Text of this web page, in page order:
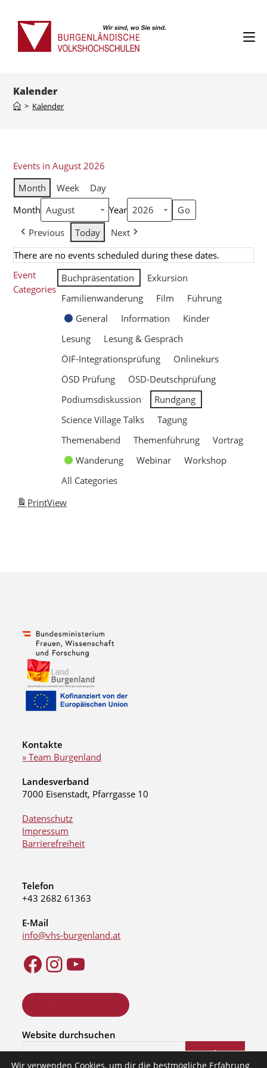
Kalender
> Kalender
Events in August 2026
Month
Week
Day
Month
Year
Previous
Today
Next
There are no events scheduled during these dates.
Event
Categories
Buchpräsentation
Exkursion
Familienwanderung
Film
Führung
General
Information
Kinder
Lesung
Lesung & Gespräch
ÖIF-Integrationsprüfung
Onlinekurs
ÖSD Prüfung
ÖSD-Deutschprüfung
Podiumsdiskussion
Rundgang
Science Village Talks
Tagung
Themenabend
Themenführung
Vortrag
Wanderung
Webinar
Workshop
All Categories
PrintView
Kontakte
» Team Burgenland
Landesverband
7000 Eisenstadt, Pfarrgasse 10
Datenschutz
Impressum
Barrierefreiheit
Telefon
+43 2682 61363
E-Mail
info@vhs-burgenland.at
Website durchsuchen
Suchen
Wir verwenden Cookies, um dir die bestmögliche Erfahrung